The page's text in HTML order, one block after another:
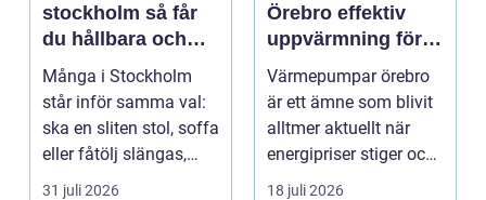
stockholm så får
du hållbara och
vackra möbler
Många i Stockholm
står inför samma val:
ska en sliten stol, soffa
eller fåtölj slängas,
säljas billi...
31 juli 2026
Örebro effektiv
uppvärmning för
hus och
fastigheter
Värmepumpar örebro
är ett ämne som blivit
alltmer aktuellt när
energipriser stiger och
fler vill sän...
18 juli 2026